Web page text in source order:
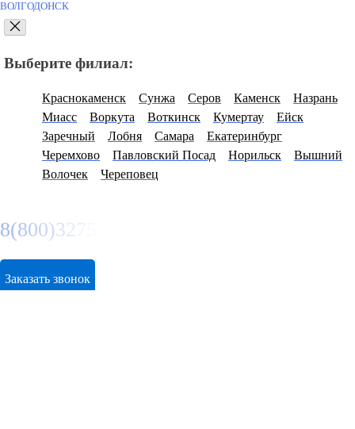
ВОЛГОДОНСК
Выберите филиал:
Краснокаменск Сунжа Серов Каменск
Назрань
Миасс
Воркута Воткинск Кумертау
Ейск
Заречный
Лобня Самара
Екатеринбург
Черемхово
Павловский Посад Норильск
Вышний
Волочек
Череповец
8(800)3275280
Заказать звонок